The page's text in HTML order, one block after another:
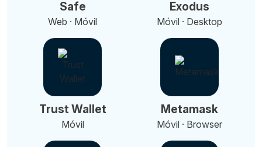
Safe
Web · Móvil
Exodus
Móvil · Desktop
Trust Wallet
Móvil
Metamask
Móvil · Browser